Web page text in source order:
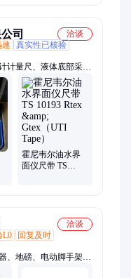
司
洽谈
速
真实性已核验
计量尺、液体底部采样
霍尼韦尔油水界
面仪尺带 TS
洽谈
L0
回复及时
、地磅、电动脚手架、
、光伏板升降机、内撑